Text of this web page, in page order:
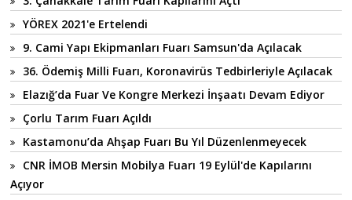
YÖREX 2021'e Ertelendi
9. Cami Yapı Ekipmanları Fuarı Samsun'da Açılacak
36. Ödemiş Milli Fuarı, Koronavirüs Tedbirleriyle Açılacak
Elazığ’da Fuar Ve Kongre Merkezi İnşaatı Devam Ediyor
Çorlu Tarım Fuarı Açıldı
Kastamonu’da Ahşap Fuarı Bu Yıl Düzenlenmeyecek
CNR İMOB Mersin Mobilya Fuarı 19 Eylül'de Kapılarını
Açıyor